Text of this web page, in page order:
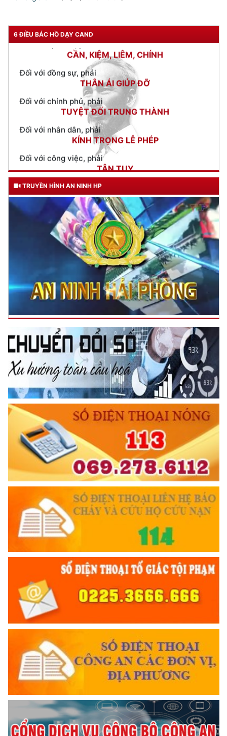
6 ĐIỀU BÁC HỒ DẠY CAND
Đối với đồng sự, phải
THÂN ÁI GIÚP ĐỠ
Đối với chính phủ, phải
TUYỆT ĐỐI TRUNG THÀNH
Đối với nhân dân, phải
KÍNH TRỌNG LỄ PHÉP
Đối với công việc, phải
TẬN TỤY
CƯƠNG QUYẾT, KHÔN KHÉO
Trích thư Chủ tịch Hồ Chí Minh
gửi Công an Khu XII,
ngày 11 tháng 3 năm 1948.
TRUYỀN HÌNH AN NINH HP